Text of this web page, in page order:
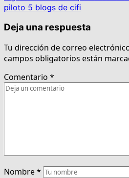
piloto 5 blogs de cifi
Deja una respuesta
Tu dirección de correo
campos obligatorios están
Comentario *
Nombre*